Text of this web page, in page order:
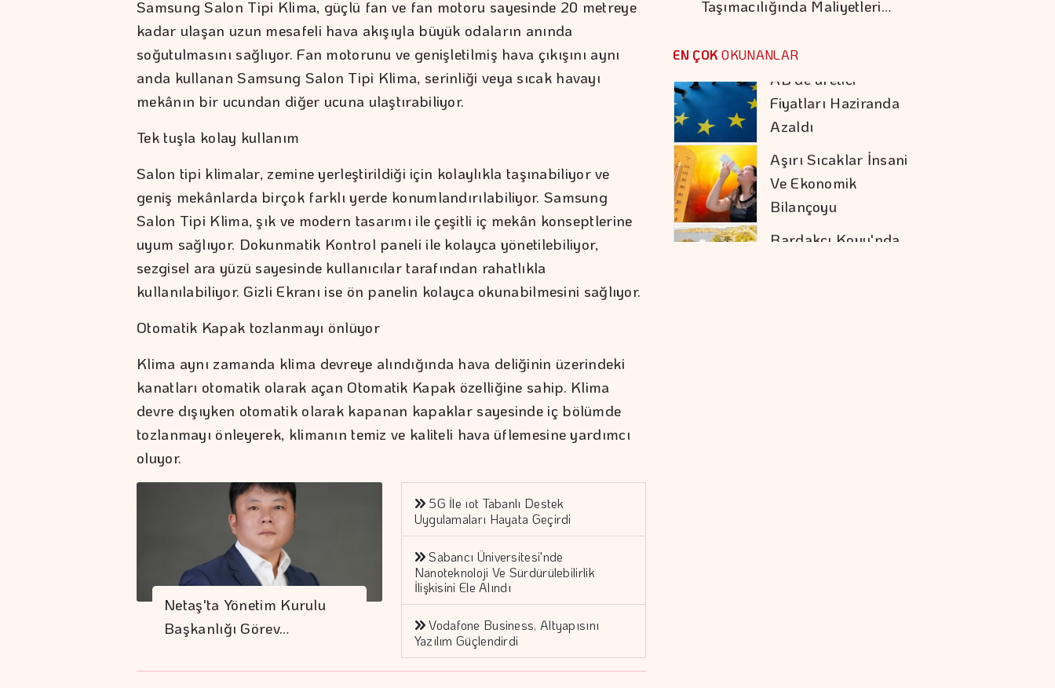
Samsung Salon Tipi Klima, güçlü fan ve fan motoru sayesinde 20 metreye
kadar ulaşan uzun mesafeli hava akışıyla büyük odaların anında
soğutulmasını sağlıyor. Fan motorunu ve genişletilmiş hava çıkışını aynı
anda kullanan Samsung Salon Tipi Klima, serinliği veya sıcak havayı
mekânın bir ucundan diğer ucuna ulaştırabiliyor.
Tek tuşla kolay kullanım
Salon tipi klimalar, zemine yerleştirildiği için kolaylıkla taşınabiliyor ve
geniş mekânlarda birçok farklı yerde konumlandırılabiliyor. Samsung
Salon Tipi Klima, şık ve modern tasarımı ile çeşitli iç mekân konseptlerine
uyum sağlıyor. Dokunmatik Kontrol paneli ile kolayca yönetilebiliyor,
sezgisel ara yüzü sayesinde kullanıcılar tarafından rahatlıkla
kullanılabiliyor. Gizli Ekranı ise ön panelin kolayca okunabilmesini sağlıyor.
Otomatik Kapak tozlanmayı önlüyor
Klima aynı zamanda klima devreye alındığında hava deliğinin üzerindeki
kanatları otomatik olarak açan Otomatik Kapak özelliğine sahip. Klima
devre dışıyken otomatik olarak kapanan kapaklar sayesinde iç bölümde
tozlanmayı önleyerek, klimanın temiz ve kaliteli hava üflemesine yardımcı
oluyor.
Netaş'ta Yönetim Kurulu
Başkanlığı Görev…
5G İle ıot Tabanlı Destek
Uygulamaları Hayata Geçirdi
Sabancı Üniversitesi'nde
Nanoteknoloji Ve Sürdürülebilirlik
İlişkisini Ele Alındı
Vodafone Business, Altyapısını
Yazılım Güçlendirdi
Taşımacılığında Maliyetleri…
EN ÇOK OKUNANLAR
Aşırı Sıcaklar İnsani
Bilançoyu
Ağırlaştırıyor
Bardakçı Koyu'nda
Yalın, Doğal Ve Canlı
Çin, 6 ABD şirketine
Yaptırım